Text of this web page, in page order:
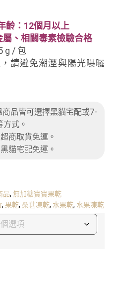
齡：12個月以上
、相關毒素檢驗合格
g / 包
請避免潮溼與陽光曝曬
品皆可選擇黑貓宅配或7-
式。
商取貨免運。
貓宅配免運。
品, 無加糖寶寶果乾
, 果乾, 桑葚凍乾, 水果乾, 水果凍乾